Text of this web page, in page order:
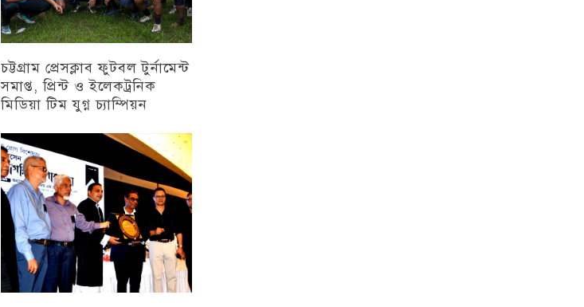
চট্টগ্রাম প্রেসক্লাব ফুটবল টুর্নামেন্ট
সমাপ্ত, প্রিন্ট ও ইলেকট্রনিক
মিডিয়া টিম যুগ্ন চ্যাম্পিয়ন